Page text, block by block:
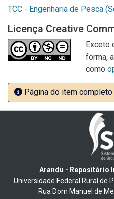
TCC - Engenharia de Pesca
Licença Creative
Exceto
forma,
como
Página do item completo
Arandu - Repositório
Universidade Federal Rural de
Rua Dom Manuel de